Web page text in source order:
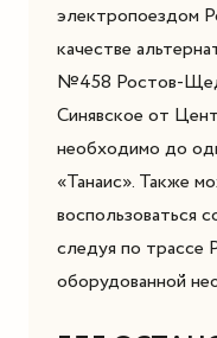
электропоездом
качестве
№458 Ростов-
Синявское от
необходимо до
«Танаис». Также
воспользоваться
следуя по трассе
оборудованной